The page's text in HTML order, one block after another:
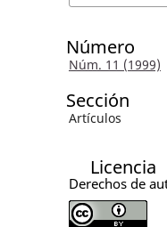
Número
Núm. 11 (1999)
Sección
Artículos
Licencia
Derechos de